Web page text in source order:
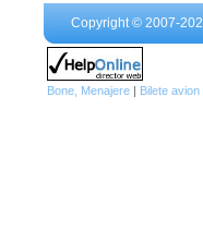
Copyright © 2007-
Bone, Menajere | Bilete avion